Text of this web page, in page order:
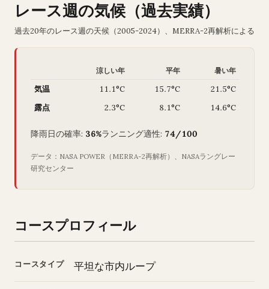
レース週の気候（過去実績）
過去20年のレース週の天候（2005-2024）、MERRA-2再解析による
涼しい年 平年 暑い年
気温 11.1°C 15.7°C
21.5°C
露点
2.3°C 8.1°C 14.6°C
降雨日の確率: 36%ランニング適性: 74/100
データ：NASA POWER（MERRA-2再解析）、NASAラングレー
研究センター
コースプロフィール
コースタイプ 平坦な市内ループ